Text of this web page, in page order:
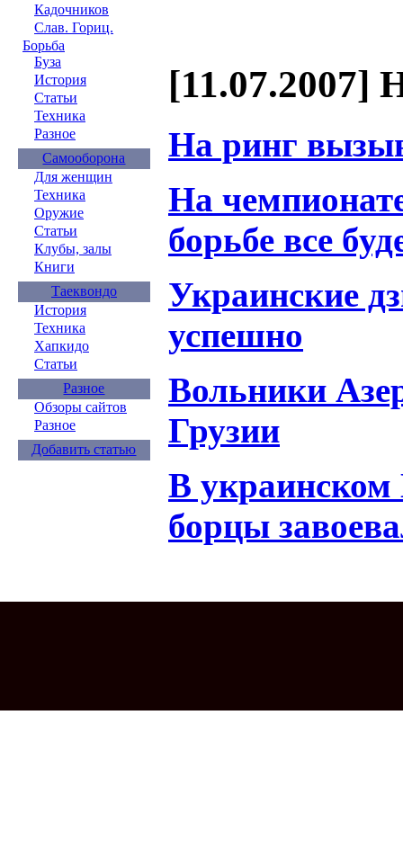
Кадочников
Слав. Гориц.
Борьба
Буза
История
Статьи
Техника
Разное
Самооборона
Для женщин
Техника
Оружие
Статьи
Клубы, залы
Книги
Таеквондо
История
Техника
Хапкидо
Статьи
Разное
Обзоры сайтов
Разное
Добавить статью
[11.07.2007]
На ринг
На
борьбе все
Украинские
успешно
Вольники
Грузии
В
борцы